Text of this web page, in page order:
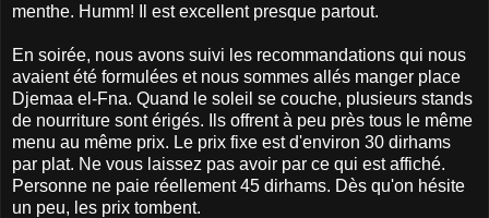
menthe. Humm! Il est excellent presque partout.
En soirée, nous avons suivi les recommandations qui nous
avaient été formulées et nous sommes allés manger place
Djemaa el-Fna. Quand le soleil se couche, plusieurs stands
de nourriture sont érigés. Ils offrent à peu près tous le même
menu au même prix. Le prix fixe est d'environ 30 dirhams
par plat. Ne vous laissez pas avoir par ce qui est affiché.
Personne ne paie réellement 45 dirhams. Dès qu'on hésite
un peu, les prix tombent.